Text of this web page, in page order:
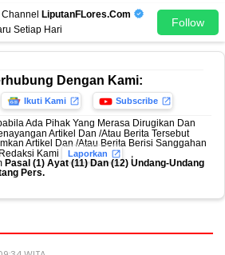
LiputanFLores.Com
Setiap Hari
Follow
Dengan Kami:
Ikuti Kami Subscribe
Ada Pihak Yang Merasa Dirugikan Dan
Artikel Dan /Atau Berita Tersebut
Artikel Dan /Atau Berita Berisi Sanggahan
Kami
Laporkan
Pasal (1) Ayat (11) Dan (12) Undang-Undang
Pers.